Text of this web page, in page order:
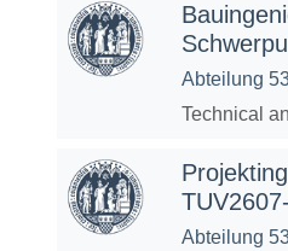
Abteilung
Technical
Abteilung